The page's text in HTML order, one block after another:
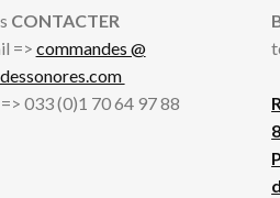
CONTACTER
=> commandes @
033 (0)1 70 64 97 88